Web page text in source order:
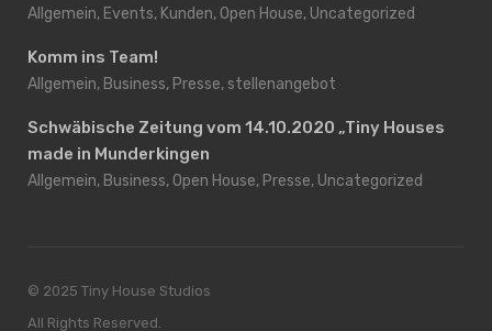
Allgemein, Events, Kunden, Open House, Uncategorized
Komm ins Team!
Allgemein, Business, Presse, stellenangebot
Schwäbische Zeitung vom 14.10.2020 „Tiny Houses
made in Munderkingen
Allgemein, Business, Open House, Presse, Uncategorized
© 2025 Tiny House Studios
All Rights Reserved.